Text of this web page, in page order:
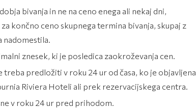
bivanja in ne na ceno enega ali nekaj dni,
končno ceno skupnega termina bivanja, skupaj z
nadomestila.
znesek, ki je posledica zaokroževanja cen.
predložiti v roku 24 ur od časa, ko je objavljena
Riviera Hoteli ali prek rezervacijskega centra.
v roku 24 ur pred prihodom.